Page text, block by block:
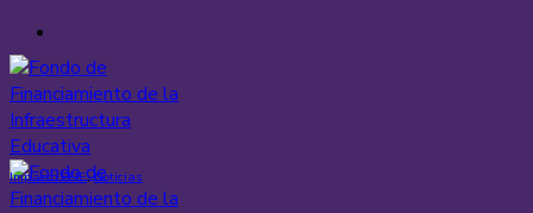
Saltar
al
contenido
Impacto FFIE,Noticias